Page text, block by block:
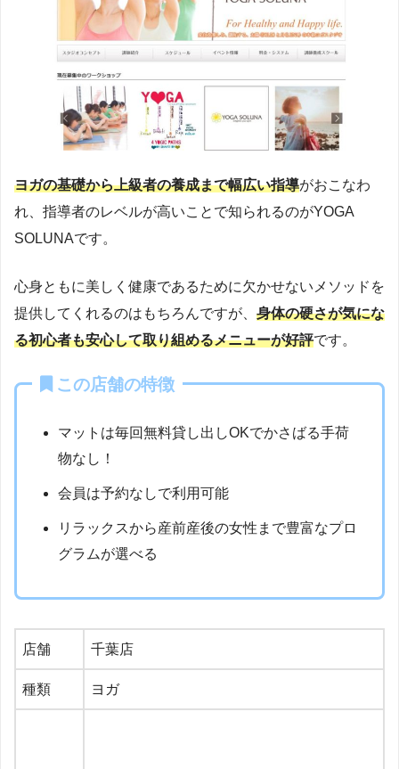
ヨガの基礎から上級者の養成まで幅広い指導がおこなわ
れ、指導者のレベルが高いことで知られるのがYOGA
SOLUNAです。
心身ともに美しく健康であるために欠かせないメソッドを
提供してくれるのはもちろんですが、 身体の硬さが気にな
る初心者も安心して取り組めるメニューが好評です。
この店舗の特徴
マットは毎回無料貸し出しOKでかさばる手荷
物なし！
会員は予約なしで利用可能
リラックスから産前産後の女性まで豊富なプロ
グラムが選べる
店舗 千葉店
種類 ヨガ